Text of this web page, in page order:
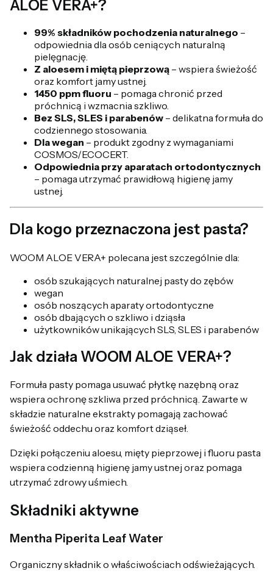
ALOE VERA+?
99% składników pochodzenia naturalnego –
odpowiednia dla osób ceniących naturalną
pielęgnację.
Z aloesem i miętą pieprzową – wspiera świeżość
oraz komfort jamy ustnej.
1450 ppm fluoru – pomaga chronić przed
próchnicą i wzmacnia szkliwo.
Bez SLS, SLES i parabenów – delikatna formuła do
codziennego stosowania.
Dla wegan – produkt zgodny z wymaganiami
COSMOS/ECOCERT.
Odpowiednia przy aparatach ortodontycznych
– pomaga utrzymać prawidłową higienę jamy
ustnej.
Dla kogo przeznaczona jest pasta?
WOOM ALOE VERA+ polecana jest szczególnie dla:
osób szukających naturalnej pasty do zębów
wegan
osób noszących aparaty ortodontyczne
osób dbających o szkliwo i dziąsła
użytkowników unikających SLS, SLES i parabenów
Jak działa WOOM ALOE VERA+?
Formuła pasty pomaga usuwać płytkę nazębną oraz
wspiera ochronę szkliwa przed próchnicą. Zawarte w
składzie naturalne ekstrakty pomagają zachować
świeżość oddechu oraz komfort dziąseł.
Dzięki połączeniu aloesu, mięty pieprzowej i fluoru pasta
wspiera codzienną higienę jamy ustnej oraz pomaga
utrzymać zdrowy uśmiech.
Składniki aktywne
Mentha Piperita Leaf Water
Organiczny składnik o właściwościach odświeżających.